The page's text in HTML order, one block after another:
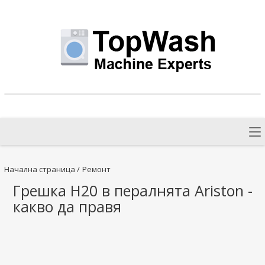
Начална страница / Ремонт
Грешка H20 в пералнята Ariston -
какво да правя